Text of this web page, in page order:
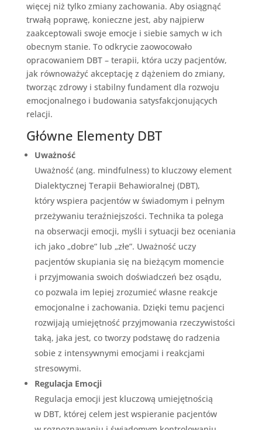
więcej niż tylko zmiany zachowania. Aby osiągnąć
trwałą poprawę, konieczne jest, aby najpierw
zaakceptowali swoje emocje i siebie samych w ich
obecnym stanie. To odkrycie zaowocowało
opracowaniem DBT – terapii, która uczy pacjentów,
jak równoważyć akceptację z dążeniem do zmiany,
tworząc zdrowy i stabilny fundament dla rozwoju
emocjonalnego i budowania satysfakcjonujących
relacji.
Główne Elementy DBT
Uważność
Uważność (ang. mindfulness) to kluczowy element
Dialektycznej Terapii Behawioralnej (DBT),
który wspiera pacjentów w świadomym i pełnym
przeżywaniu teraźniejszości. Technika ta polega
na obserwacji emocji, myśli i sytuacji bez oceniania
ich jako „dobre” lub „złe”. Uważność uczy
pacjentów skupiania się na bieżącym momencie
i przyjmowania swoich doświadczeń bez osądu,
co pozwala im lepiej zrozumieć własne reakcje
emocjonalne i zachowania. Dzięki temu pacjenci
rozwijają umiejętność przyjmowania rzeczywistości
taką, jaka jest, co tworzy podstawę do radzenia
sobie z intensywnymi emocjami i reakcjami
stresowymi.
Regulacja Emocji
Regulacja emocji jest kluczową umiejętnością
w DBT, której celem jest wspieranie pacjentów